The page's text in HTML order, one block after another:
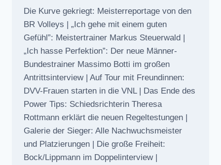
Die Kurve gekriegt: Meisterreportage von den
BR Volleys | „Ich gehe mit einem guten
Gefühl”: Meistertrainer Markus Steuerwald |
„Ich hasse Perfektion”: Der neue Männer-
Bundestrainer Massimo Botti im großen
Antrittsinterview | Auf Tour mit Freundinnen:
DVV-Frauen starten in die VNL | Das Ende des
Power Tips: Schiedsrichterin Theresa
Rottmann erklärt die neuen Regeltestungen |
Galerie der Sieger: Alle Nachwuchsmeister
und Platzierungen | Die große Freiheit:
Bock/Lippmann im Doppelinterview |